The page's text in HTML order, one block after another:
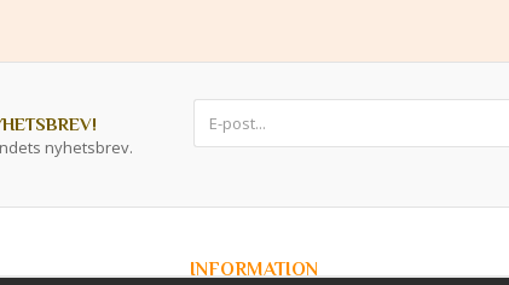
nyhetsbrev.
INFORMATION